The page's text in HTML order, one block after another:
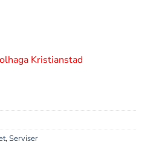
Kristianstad
,Serviser